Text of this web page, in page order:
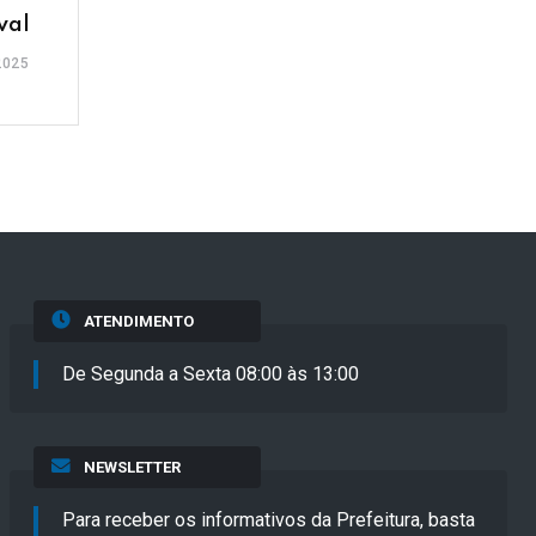
ATENDIMENTO
De Segunda a Sexta 08:00 às 13:00
NEWSLETTER
Para receber os informativos da Prefeitura, basta